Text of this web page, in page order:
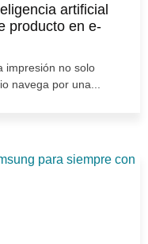
artificial
producto en e-
impresión no solo
navega por una...